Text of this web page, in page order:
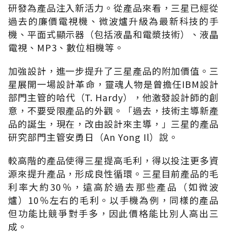
研發為產品注入新活力。從產品來看，三星已經從
過去的廉價電視機、微波爐升級為最新科技的手
機、平面式顯示器（包括液晶和電漿技術）、液晶
電視、MP3、數位相機等。
加強設計，進一步提升了三星產品的附加價值。三
星展開一場設計革命，靈魂人物是曾擔任IBM設計
部門主管的哈代（T. Hardy），他激發設計師的創
意，不要受限產品的外觀。「過去，技術主導新產
品的誕生，現在，改由設計來主導，」三星的產品
研究部門主管安勇日（An Yong Il）說。
較高階的產品使得三星提高毛利，得以投注更多資
源來提升產品，形成良性循環。三星目前產品的毛
利率大約30％，遠高於過去那些產品（如微波
爐）10％左右的毛利。以手機為例，同樣的產品
但功能比競爭對手多，因此價格能比別人高出三
成。